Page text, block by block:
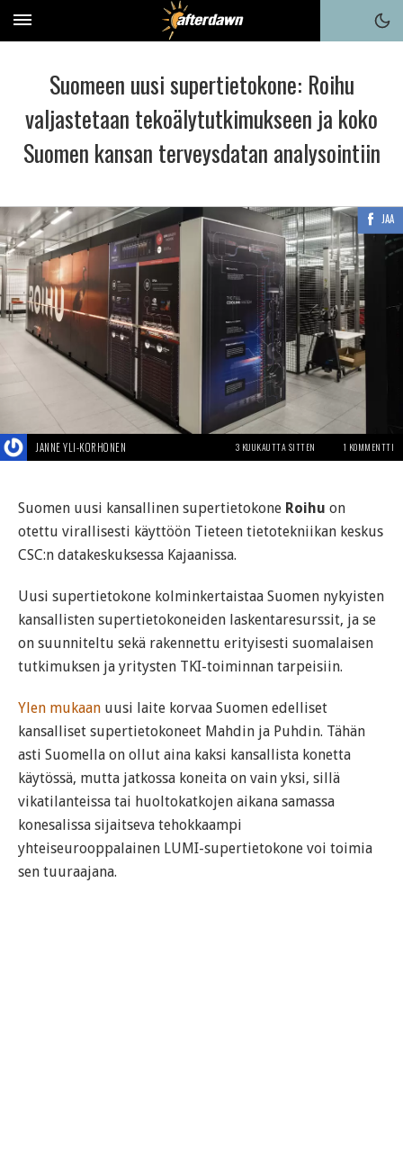
Suomeen uusi supertietokone: Roihu
valjastetaan tekoälytutkimukseen ja koko
Suomen kansan terveysdatan analysointiin
JAA
JANNE YLI-KORHONEN 3 KUUKAUTTA SITTEN 1 KOMMENTTI
Suomen uusi kansallinen supertietokone Roihu on
otettu virallisesti käyttöön Tieteen tietotekniikan keskus
CSC:n datakeskuksessa Kajaanissa.
Uusi supertietokone kolminkertaistaa Suomen nykyisten
kansallisten supertietokoneiden laskentaresurssit, ja se
on suunniteltu sekä rakennettu erityisesti suomalaisen
tutkimuksen ja yritysten TKI-toiminnan tarpeisiin.
Ylen mukaan uusi laite korvaa Suomen edelliset
kansalliset supertietokoneet Mahdin ja Puhdin. Tähän
asti Suomella on ollut aina kaksi kansallista konetta
käytössä, mutta jatkossa koneita on vain yksi, sillä
vikatilanteissa tai huoltokatkojen aikana samassa
konesalissa sijaitseva tehokkaampi
yhteiseurooppalainen LUMI-supertietokone voi toimia
sen tuuraajana.